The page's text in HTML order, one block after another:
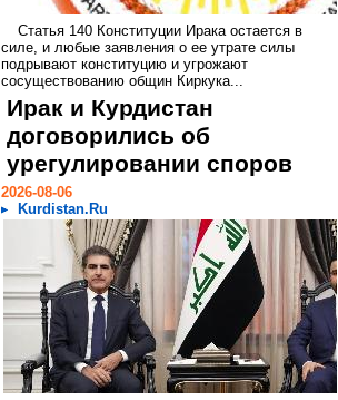
Статья 140 Конституции Ирака остается в
силе, и любые заявления о ее утрате силы
подрывают конституцию и угрожают
сосуществованию общин Киркука...
Ирак и Курдистан
договорились об
урегулировании споров
2026-08-06
Kurdistan.Ru